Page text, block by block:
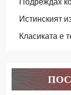
Подреждах
Истинският
Класиката е